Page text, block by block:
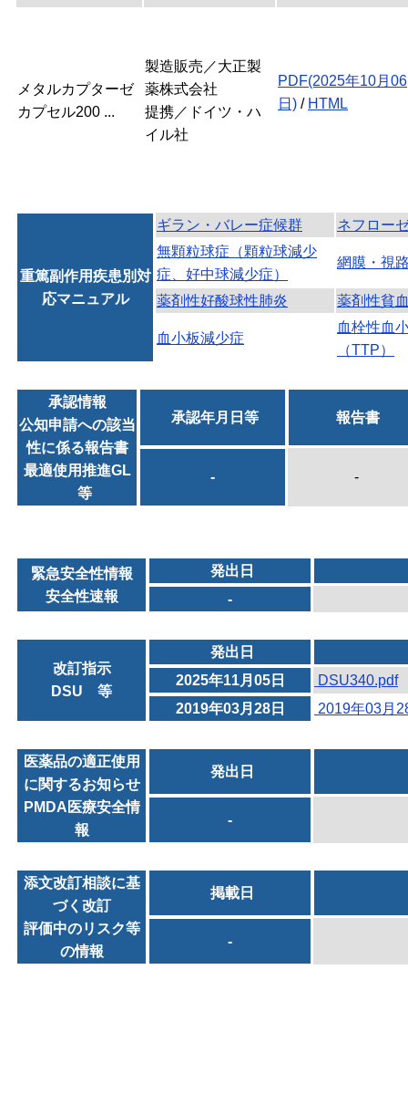
メタルカプターゼ
カプセル200 ...
製造販売／大正製
薬株式会社
提携／ドイツ・ハ
イル社
PDF(2025年10月06
日) / HTML
重篤副作用疾患別対
応マニュアル
ギラン・バレー症候群
ネフロー
無顆粒球症（顆粒球減少
症、好中球減少症）
網膜・視
薬剤性好酸球性肺炎 薬剤性貧
血小板減少症
血栓性血
（TTP）
承認情報
公知申請への該当
性に係る報告書
最適使用推進GL
等
承認年月日等 報告書
- -
緊急安全性情報
安全性速報
発出日
-
改訂指示
DSU 等
発出日
2025年11月05日
DSU340.pdf
2019年03月28日
2019年03月
医薬品の適正使用
に関するお知らせ
PMDA医療安全情
報
発出日
-
添文改訂相談に基
づく改訂
評価中のリスク等
の情報
掲載日
-